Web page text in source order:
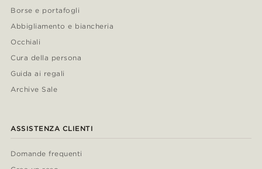
Borse e portafogli
Abbigliamento e biancheria
Occhiali
Cura della persona
Guida ai regali
Archive Sale
ASSISTENZA CLIENTI
Domande frequenti